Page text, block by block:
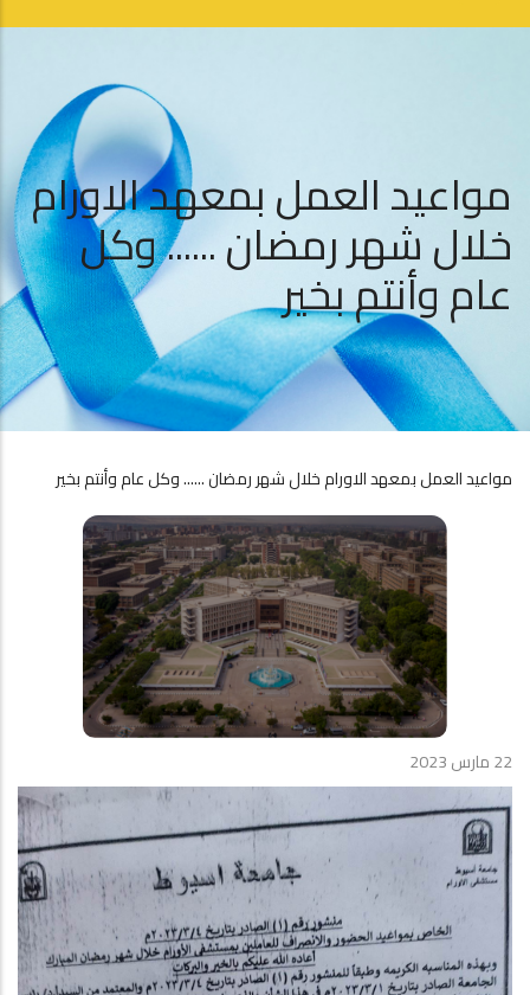
مواعيد العمل بمعهد الاورام
خلال شهر رمضان ...... وكل
عام وأنتم بخير
مواعيد العمل بمعهد الاورام خلال شهر رمضان ...... وكل عام وأنتم بخير
22 مارس 2023